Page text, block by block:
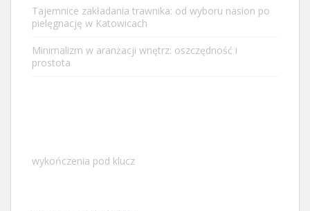
Tajemnice zakładania trawnika: od wyboru nasion po
pielęgnację w Katowicach
Minimalizm w aranżacji wnętrz: oszczędność i
prostota
wykończenia pod klucz